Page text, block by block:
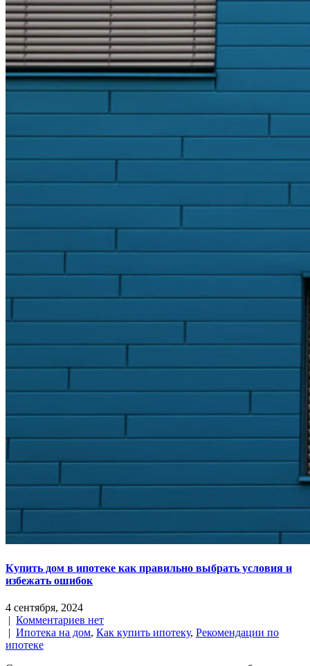
Купить дом в ипотеке как правильно выбрать условия и
избежать ошибок
4 сентября, 2024
| Комментариев нет
| Ипотека на дом, Как купить ипотеку, Рекомендации по
ипотеке